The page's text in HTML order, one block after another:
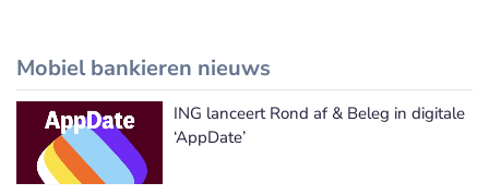
Mobiel bankieren nieuws
ING lanceert Rond af & Beleg in digitale
‘AppDate’